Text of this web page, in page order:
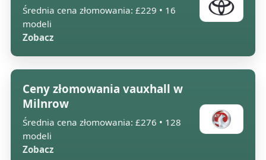
Średnia cena złomowania: £229 • 16
modeli
Zobacz
Ceny złomowania vauxhall w
Milnrow
Średnia cena złomowania: £276 • 128
modeli
Zobacz